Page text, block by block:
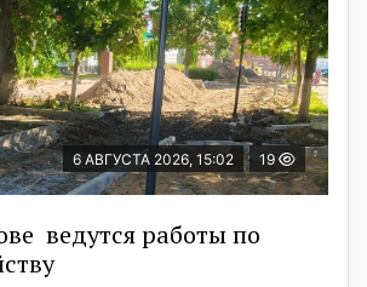
6 АВГУСТА 2026, 15:02 19
ведутся работы по